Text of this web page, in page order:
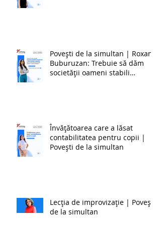
Povești de la simultan | Roxana
Buburuzan: Trebuie să dăm
societății oameni stabili
Învățătoarea care a lăsat
contabilitatea pentru copii |
Povești de la simultan
Lecția de improvizație | Povești
de la simultan